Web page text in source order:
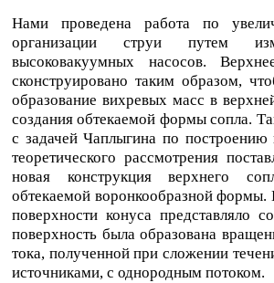
Нами проведена работа по
организации струи путем
высоковакуумных насосов.
сконструировано таким образом,
образование вихревых масс в
создания обтекаемой формы сопла.
с задачей Чаплыгина по построению
теоретического рассмотрения
новая конструкция верхнего
обтекаемой воронкообразной формы.
поверхности конуса представляло
поверхность была образована
тока, полученной при сложении
источниками, с однородным потоком.